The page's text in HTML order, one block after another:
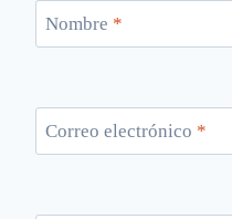
Nombre *
Correo electrónico *